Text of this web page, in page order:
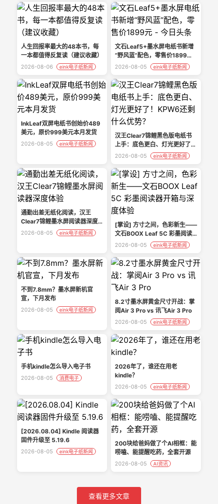
SPACES
人生回报率最大的48本书，每
一本都值得反复读（建议收藏）
2026-08-06 eink电子纸新闻
文石Leaf5+墨水屏电纸书新增
“野风蓝”配色，零售价1899元 -
今日头条
2026-08-05 eink电子纸新闻
InkLeaf双屏电纸书创始价489
美元，原价999美元本月发货
2026-08-05 eink电子纸新闻
汉王Clear7锦鲤黑色版电纸书
上手：底色更白、灯光更好了！
KPW6还剩什么优势？
2026-08-05 eink电子纸新闻
通勤出差无纸化阅读，汉王
Clear7锦鲤墨水屏阅读器深度
体验
2026-08-05 eink电子纸新闻
[掌设] 方寸之间，色彩新生——
文石BOOX Leaf 5C 彩墨阅读
器开箱与深度体验
2026-08-05 eink电子纸新闻
不到7.8mm？墨水屏新机官
宣，下月发布
2026-08-05 eink电子纸新闻
8.2寸墨水屏黄金尺寸开战：掌
阅Air 3 Pro vs 讯飞Air 3 Pro
2026-08-05 eink电子纸新闻
手机kindle怎么导入电子书
2026-08-05 消费电子
2026年了，谁还在用老
kindle？
2026-08-05 eink电子纸新闻
[2026.08.04] Kindle 阅读器
固件升级至 5.19.6
2026-08-05 eink电子纸新闻
200块给爸妈做了个AI相框：能
唠嗑、能提醒吃药，全套开源
2026-08-05 AI资讯
查看更多文章